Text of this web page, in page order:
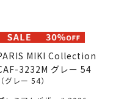
MIKI Collection
3232M グレー 54
（グレー 54）